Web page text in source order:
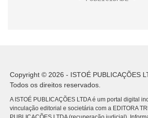
Copyright © 2026 - ISTOÉ PUBLICAÇÕES
Todos os direitos reservados.
A ISTOÉ PUBLICAÇÕES LTDA é um portal digital
vinculação editorial e societária com a EDITORA